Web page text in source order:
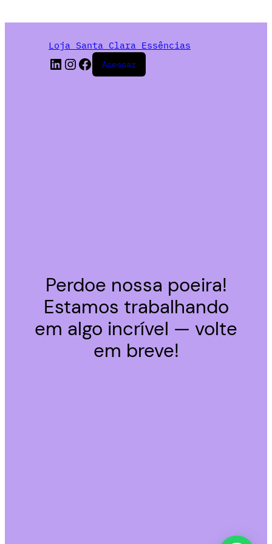
Loja Santa Clara Essências
Acessar
Perdoe nossa poeira!
Estamos trabalhando
em algo incrível — volte
em breve!